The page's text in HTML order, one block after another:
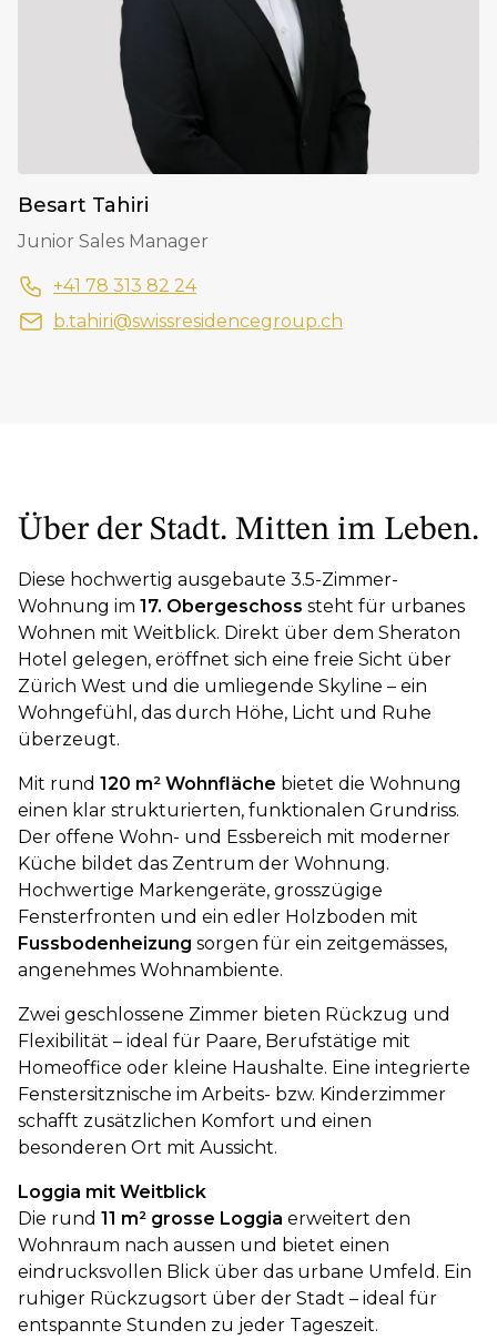
Besart Tahiri
Junior Sales Manager
+41 78 313 82 24
b.tahiri@swissresidencegroup.ch
Über der Stadt. Mitten im Leben.
Diese hochwertig ausgebaute 3.5-Zimmer-
Wohnung im 17. Obergeschoss steht für urbanes
Wohnen mit Weitblick. Direkt über dem Sheraton
Hotel gelegen, eröffnet sich eine freie Sicht über
Zürich West und die umliegende Skyline – ein
Wohngefühl, das durch Höhe, Licht und Ruhe
überzeugt.
Mit rund 120 m² Wohnfläche bietet die Wohnung
einen klar strukturierten, funktionalen Grundriss.
Der offene Wohn- und Essbereich mit moderner
Küche bildet das Zentrum der Wohnung.
Hochwertige Markengeräte, grosszügige
Fensterfronten und ein edler Holzboden mit
Fussbodenheizung sorgen für ein zeitgemässes,
angenehmes Wohnambiente.
Zwei geschlossene Zimmer bieten Rückzug und
Flexibilität – ideal für Paare, Berufstätige mit
Homeoffice oder kleine Haushalte. Eine integrierte
Fenstersitznische im Arbeits- bzw. Kinderzimmer
schafft zusätzlichen Komfort und einen
besonderen Ort mit Aussicht.
Loggia mit Weitblick
Die rund 11 m² grosse Loggia erweitert den
Wohnraum nach aussen und bietet einen
eindrucksvollen Blick über das urbane Umfeld. Ein
ruhiger Rückzugsort über der Stadt – ideal für
entspannte Stunden zu jeder Tageszeit.